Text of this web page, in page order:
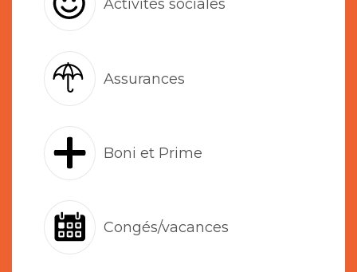
Activités sociales
Assurances
Boni et Prime
Congés/vacances